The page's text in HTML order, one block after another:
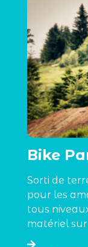
Bike
Sorti de
pour les
tous
matériel